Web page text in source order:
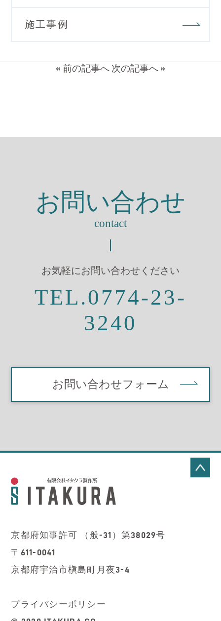
施工事例
« 前の記事へ 次の記事へ »
お問い合わせ
contact
お気軽にお問い合わせください
TEL.0774-23-
3240
お問い合わせフォーム
京都府知事許可 （般-31）第38029号
〒611-0041
京都府宇治市槇島町月夜3-4
プライバシーポリシー